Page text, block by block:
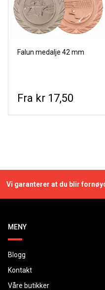
Falun medalje 42 mm
kr 17,50
Vi garanterer at du blir
MENY
Blogg
Kontakt
Våre butikker